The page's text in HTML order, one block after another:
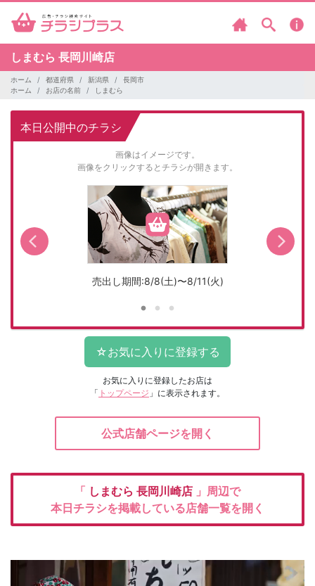
しまむら 長岡川崎店
ホーム 都道府県 新潟県
長岡市
ホーム
お店の名前 しまむら
本日公開中のチラシ
画像はイメージです。
画像をクリックするとチラシが開きます。
売出し期間:8/8(土)〜8/11(火)
お気に入りに登録したお店は
「 トップページ 」に表示されます。
公式店舗ページを開く
「 しまむら 長岡川崎店 」周辺で
本日チラシを掲載している店舗一覧を開く